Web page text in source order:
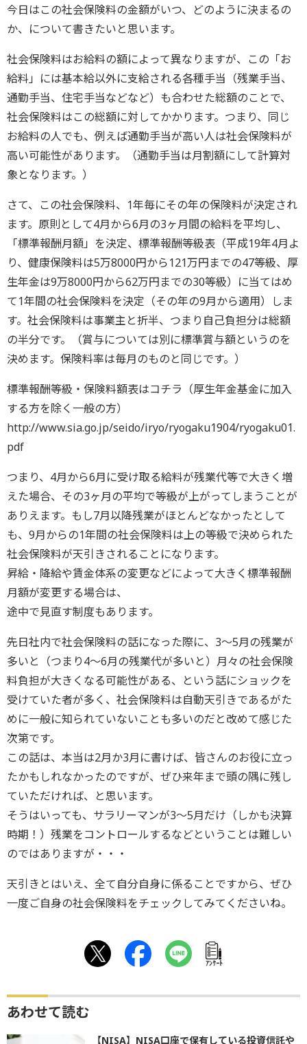
今日はこの社会保険料の金額がいつ、どのように決まるの
か、について書きたいと思います。
社会保険料はお給料の額によって異なりますが、この「お
給料」には基本給以外に支給される各種手当（残業手当、
通勤手当、住宅手当などなど）も合わせた総額のことで、
社会保険料はこの総額に対してかかります。つまり、同じ
お給料の人でも、例えば通勤手当が高い人は社会保険料が
高い可能性があります。（通勤手当は月割額にして計算対
象となります。）
さて、この社会保険料、1年毎にその年の保険料が決定され
ます。原則として4月から6月の3ヶ月間の給料を平均し、
「標準報酬月額」を決定、標準報酬等級表（平成19年4月よ
り、健康保険料は5万8000円から121万円までの47等級、厚
生年金は9万8000円から62万円までの30等級）に当てはめ
て1年間の社会保険料を決定（その年の9月から適用）しま
す。社会保険料は事業主と折半、つまり自己負担分は総額
の半分です。（賞与については別に標準賞与額というのを
決めます。保険料率は毎月のものと同じです。）
標準報酬等級・保険料額表はコチラ（厚生年金基金に加入
する方を除く一般の方）
http://www.sia.go.jp/seido/iryo/ryogaku1904/ryogaku01.
pdf
つまり、4月から6月に受け取る給料が残業代等で大きく増
えた場合、その3ヶ月の平均で等級が上がってしまうことが
ありえます。もし7月以降残業がほとんどなかったとして
も、9月からの1年間の社会保険料は上の等級で決められた
社会保険料が天引きされることになります。
昇給・降給や賃金体系の変更などによって大きく標準報酬
月額が変更する場合は、
途中で見直す制度もあります。
先日社内で社会保険料の話になった際に、3〜5月の残業が
多いと（つまり4〜6月の残業代が多いと）月々の社会保険
料負担が大きくなる可能性がある、という話にショックを
受けていた者が多く、社会保険料は自動天引きであるがた
めに一般に知られていないことも多いのだと改めて感じた
次第です。
この話は、本当は2月か3月に書けば、皆さんのお役に立っ
たかもしれなかったのですが、ぜひ来年まで頭の隅に残し
ていただければ、と思います。
そうはいっても、サラリーマンが3〜5月だけ（しかも決算
時期！）残業をコントロールするなどということは難しい
のではありますが・・・
天引きとはいえ、全て自分自身に係ることですから、ぜひ
一度ご自身の社会保険料をチェックしてみてくださいね。
ｱﾝｹｰﾄ
あわせて読む
【NISA】NISA口座で保有している投資信託や